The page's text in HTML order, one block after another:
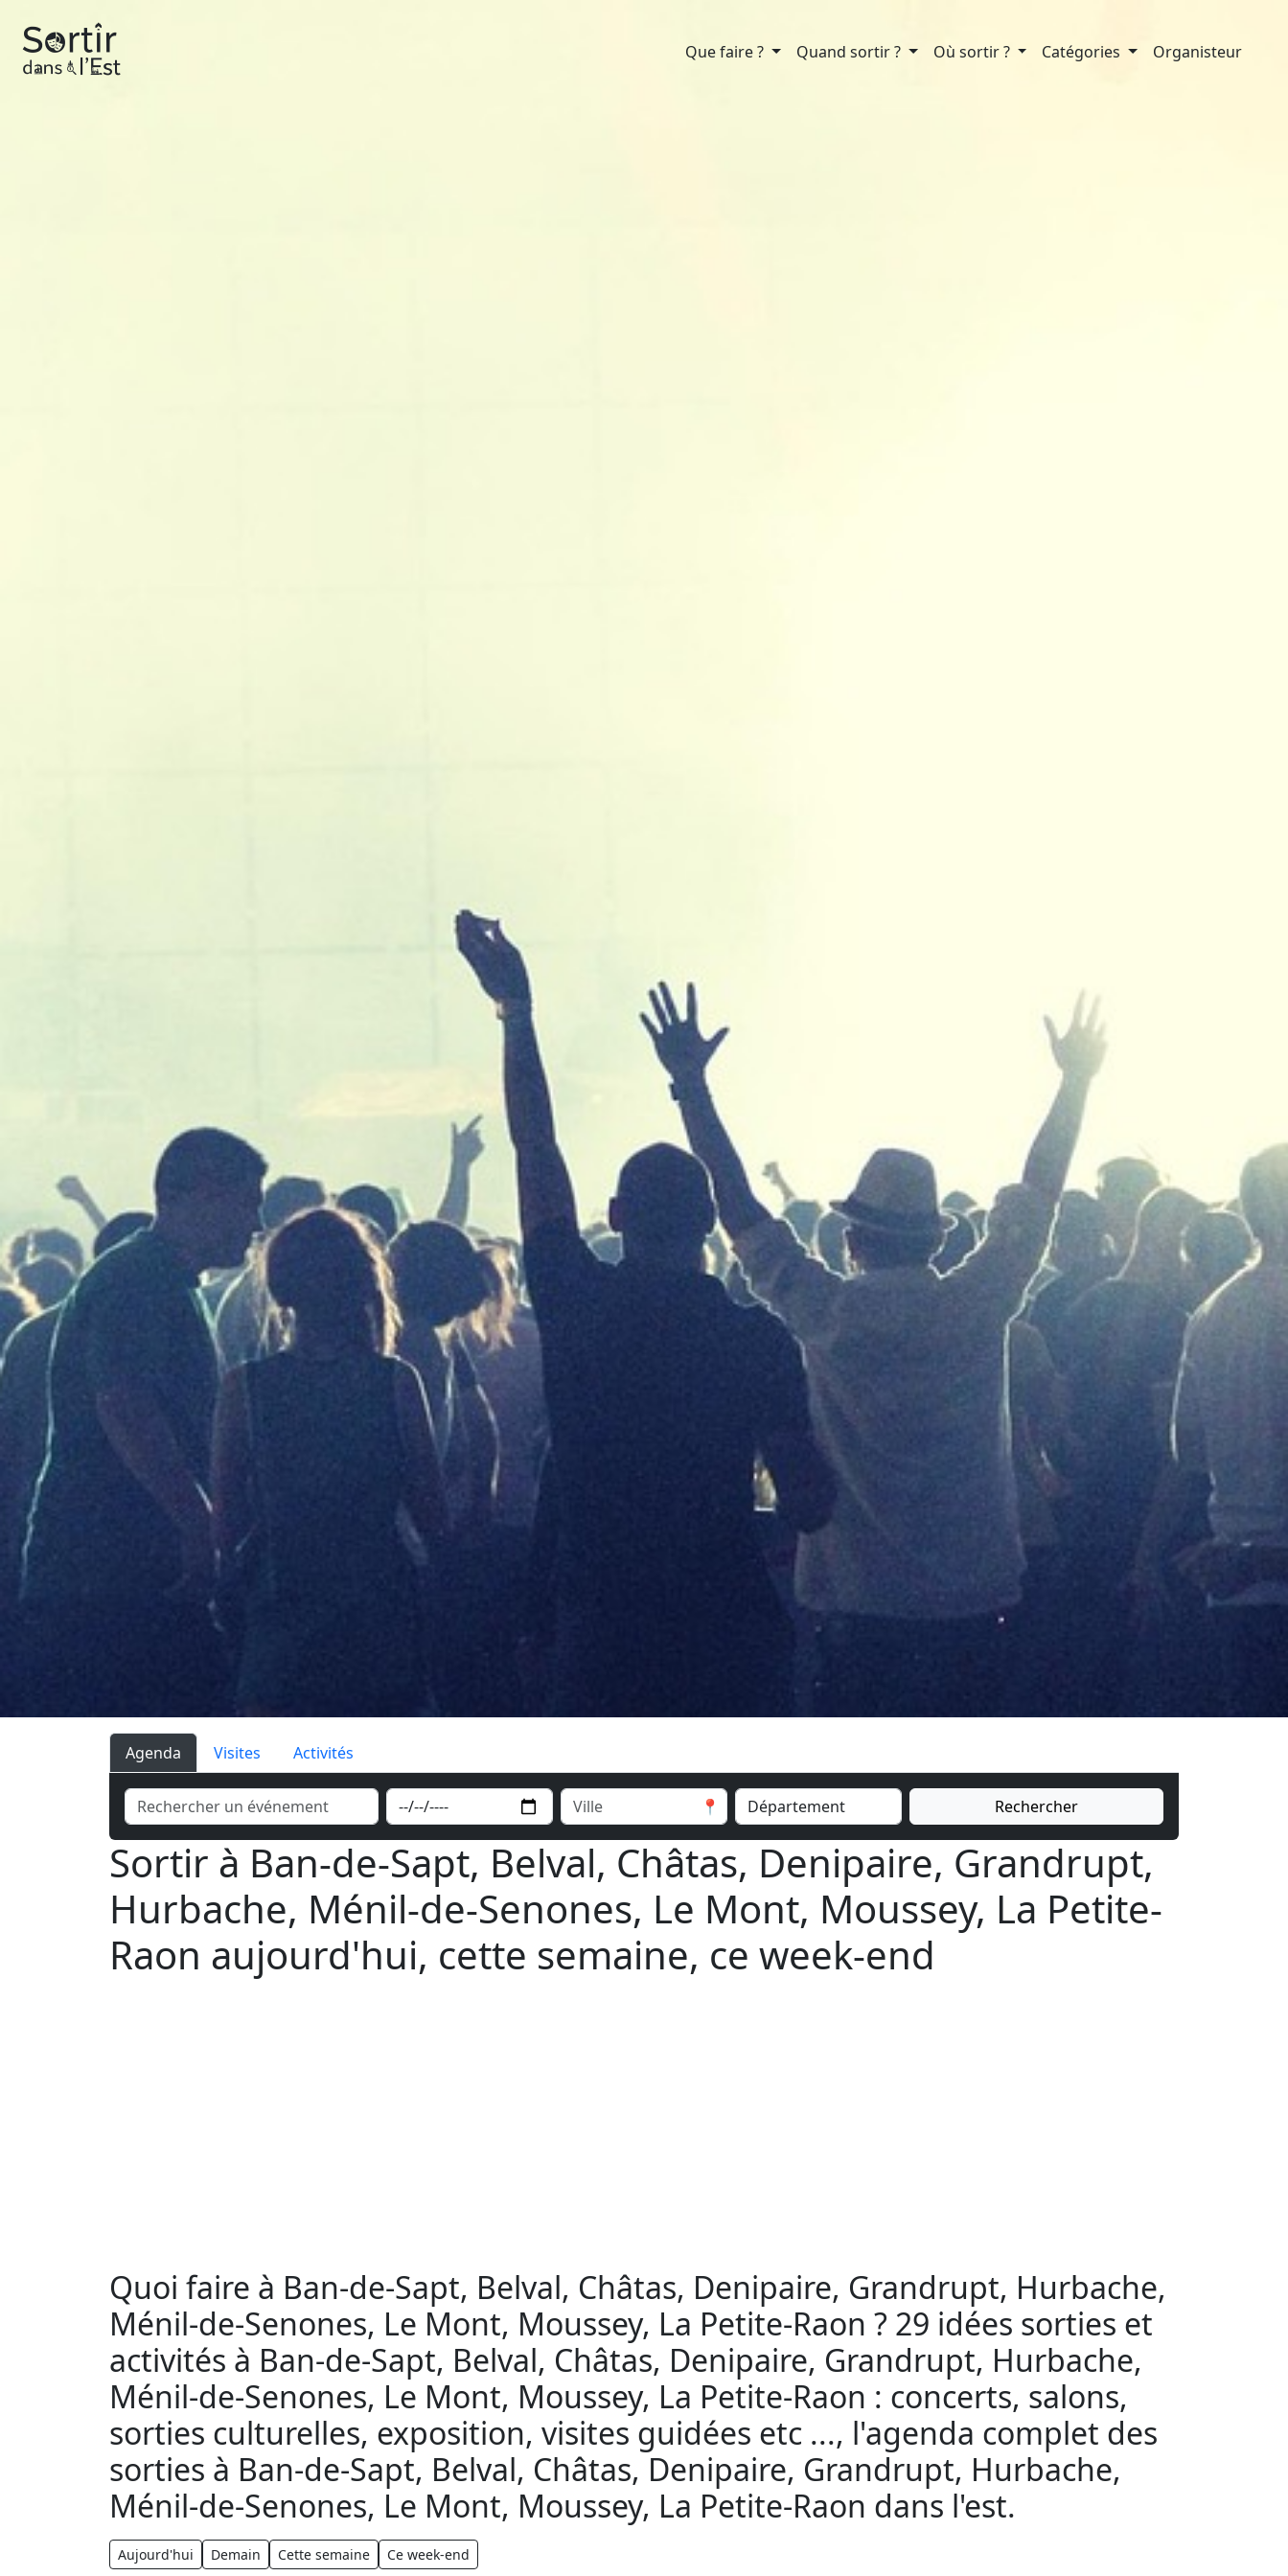
Que faire ? Quand sortir ? Où sortir ? Catégories Organisteur
Agenda Visites Activités
📍 Rechercher
Sortir à Ban-de-Sapt, Belval, Châtas, Denipaire, Grandrupt,
Hurbache, Ménil-de-Senones, Le Mont, Moussey, La Petite-
Raon aujourd'hui, cette semaine, ce week-end
Quoi faire à Ban-de-Sapt, Belval, Châtas, Denipaire, Grandrupt, Hurbache,
Ménil-de-Senones, Le Mont, Moussey, La Petite-Raon ? 29 idées sorties et
activités à Ban-de-Sapt, Belval, Châtas, Denipaire, Grandrupt, Hurbache,
Ménil-de-Senones, Le Mont, Moussey, La Petite-Raon : concerts, salons,
sorties culturelles, exposition, visites guidées etc ..., l'agenda complet des
sorties à Ban-de-Sapt, Belval, Châtas, Denipaire, Grandrupt, Hurbache,
Ménil-de-Senones, Le Mont, Moussey, La Petite-Raon dans l'est.
Aujourd'hui Demain Cette semaine Ce week-end